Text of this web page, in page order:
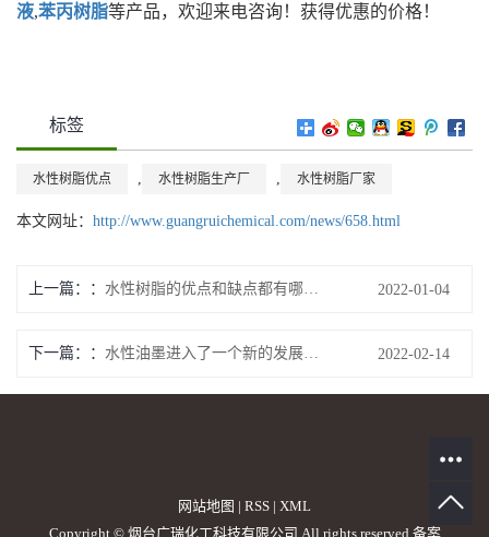
液,苯丙树脂等产品，欢迎来电咨询！获得优惠的价格！
标签
水性树脂优点 水性树脂生产厂 水性树脂厂家
本文网址： http://www.guangruichemical.com/news/658.html
上一篇： 2022-01-04
下一篇： 2022-02-14
网站地图 | RSS | XML
Copyright © 烟台广瑞化工科技有限公司 All rights reserved 备案